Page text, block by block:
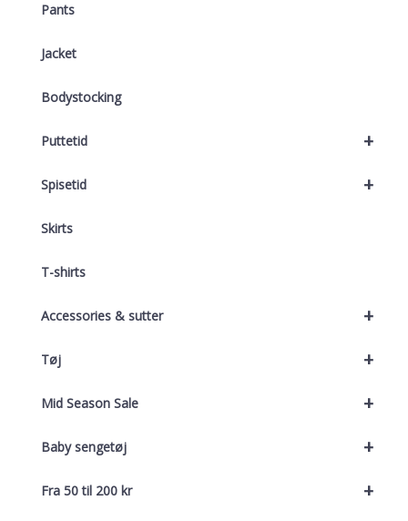
Pants
Jacket
Bodystocking
+
Puttetid
+
Spisetid
Skirts
T-shirts
+
Accessories & sutter
+
Tøj
+
Mid Season Sale
+
Baby sengetøj
+
Fra 50 til 200 kr